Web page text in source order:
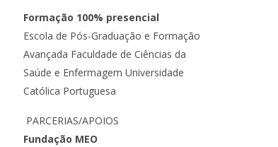
Formação 100% presencial
Escola de Pós-Graduação e Formação
Avançada Faculdade de Ciências da
Saúde e Enfermagem Universidade
Católica Portuguesa
PARCERIAS/APOIOS
Fundação MEO